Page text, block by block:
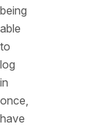
being
able
to
log
in
once,
have